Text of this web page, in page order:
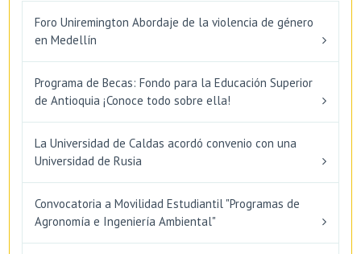
Foro Uniremington Abordaje de la violencia de género
en Medellín
Programa de Becas: Fondo para la Educación Superior
de Antioquia ¡Conoce todo sobre ella!
La Universidad de Caldas acordó convenio con una
Universidad de Rusia
Convocatoria a Movilidad Estudiantil "Programas de
Agronomía e Ingeniería Ambiental"